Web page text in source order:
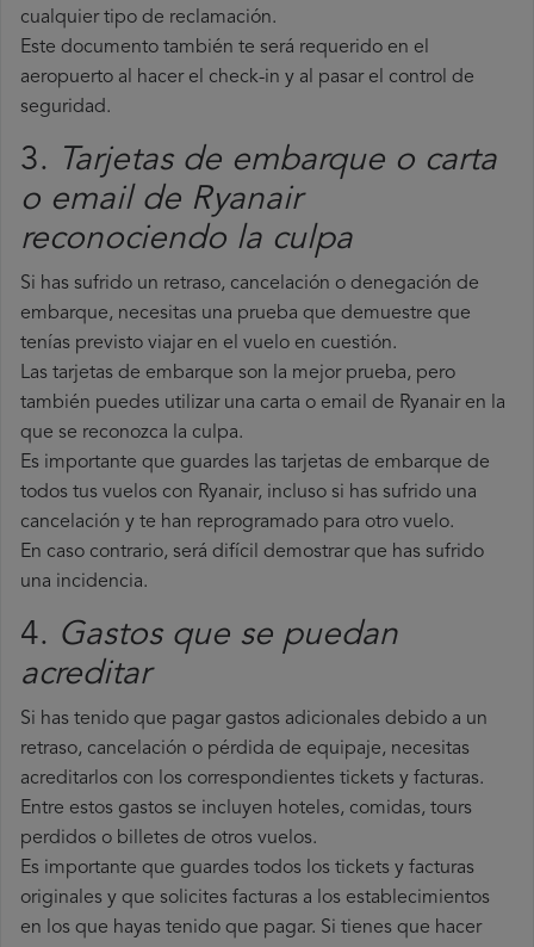
cualquier tipo de reclamación.
Este documento también te será requerido en el
aeropuerto al hacer el check-in y al pasar el control de
seguridad.
3.
Tarjetas de embarque o carta
o email de Ryanair
reconociendo la culpa
Si has sufrido un retraso, cancelación o denegación de
embarque, necesitas una prueba que demuestre que
tenías previsto viajar en el vuelo en cuestión.
Las tarjetas de embarque son la mejor prueba, pero
también puedes utilizar una carta o email de Ryanair en la
que se reconozca la culpa.
Es importante que guardes las tarjetas de embarque de
todos tus vuelos con Ryanair, incluso si has sufrido una
cancelación y te han reprogramado para otro vuelo.
En caso contrario, será difícil demostrar que has sufrido
una incidencia.
4. Gastos que se puedan
acreditar
Si has tenido que pagar gastos adicionales debido a un
retraso, cancelación o pérdida de equipaje, necesitas
acreditarlos con los correspondientes tickets y facturas.
Entre estos gastos se incluyen hoteles, comidas, tours
perdidos o billetes de otros vuelos.
Es importante que guardes todos los tickets y facturas
originales y que solicites facturas a los establecimientos
en los que hayas tenido que pagar. Si tienes que hacer